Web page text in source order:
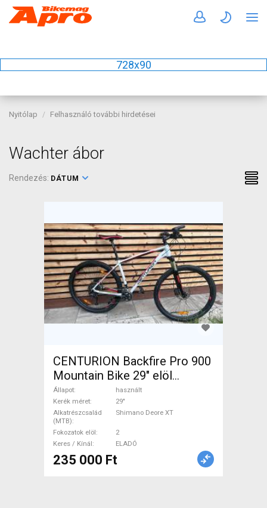
728x90
Nyitólap Felhasználó további hirdetései
Wachter ábor
Rendezés: DÁTUM
CENTURION Backfire Pro 900
Mountain Bike 29" elöl
teleszkópos Shimano Deore
XT használt ELADÓ
Állapot
használt
Kerék méret
29"
Alkatrészcsalád
(MTB)
Shimano Deore XT
Fokozatok elöl
2
Keres / Kínál
ELADÓ
235 000 Ft